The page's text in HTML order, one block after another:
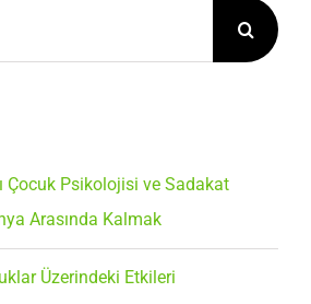
Çocuk Psikolojisi ve Sadakat
Arasında Kalmak
Üzerindeki Etkileri